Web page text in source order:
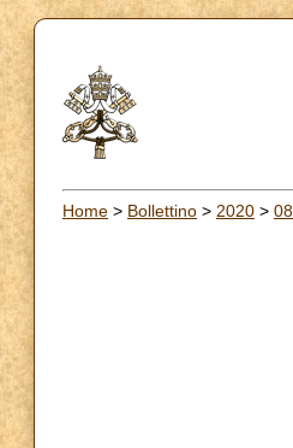
Home > Bollettino > 2020 > 08